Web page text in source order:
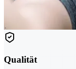
Qualität